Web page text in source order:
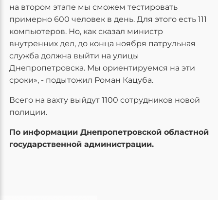
на втором этапе мы сможем тестировать
примерно 600 человек в день. Для этого есть 111
компьютеров. Но, как сказал министр
внутренних дел, до конца ноября патрульная
служба должна выйти на улицы
Днепропетровска. Мы ориентируемся на эти
сроки», - подытожил Роман Кацуба.
Всего на вахту выйдут 1100 сотрудников новой
полиции.
По информации Днепропетровской областной
государственной администрации.